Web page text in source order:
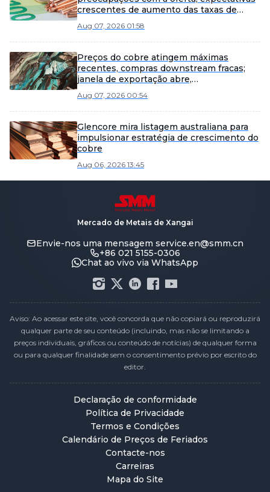
crescentes de aumento das taxas de
após alta rápida [Comentário Matinal de
Cobre da SMM]
Aug 07, 2026 01:58
Preços do cobre atingem máximas
recentes, compras downstream fracas;
janela de exportação abre,
China [Resumo da Reunião Matinal de
Cobre da SMM]
Aug 07, 2026 00:54
Glencore mira listagem australiana para
impulsionar estratégia de crescimento do
cobre
Aug 06, 2026 13:45
Mercado de Metais de Xangai
Envie-nos uma mensagem service.en@smm.cn
+86 021 5155-0306
Chat ao vivo via WhatsApp
Aviso: Ao acessar este site, você concorda que não copiará ou reproduzirá
qualquer parte de seu conteúdo (incluindo, mas não se limitando a
preços individuais, gráficos ou conteúdo de notícias) de qualquer forma
ou para qualquer finalidade sem o consentimento prévio por escrito do
editor.
Declaração de conformidade
Política de Privacidade
Termos e Condições
Calendário de Preços de Feriados
Contacte-nos
Carreiras
Mapa do Site